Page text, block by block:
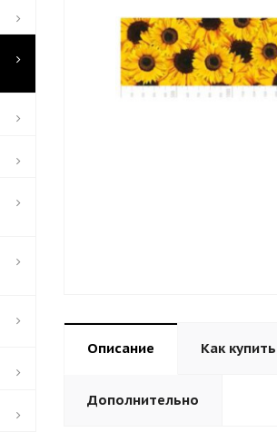
Описание Как купить
Дополнительно